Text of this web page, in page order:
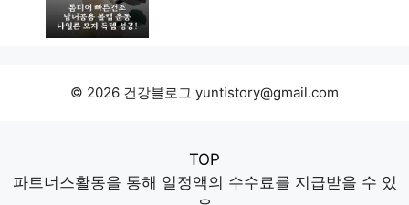
© 2026 건강블로그 yuntistory@gmail.com
TOP
파트너스활동을 통해 일정액의 수수료를 지급받을 수 있